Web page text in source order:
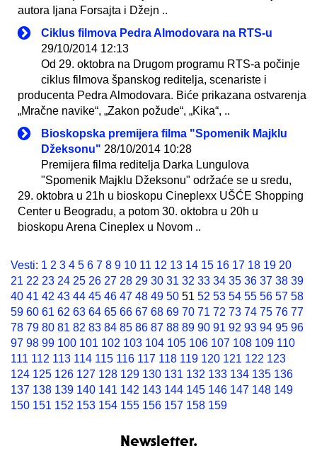
autora Ijana Forsajta i Džejn ..
Ciklus filmova Pedra Almodovara na RTS-u
29/10/2014 12:13
Od 29. oktobra na Drugom programu RTS-a počinje
ciklus filmova španskog reditelja, scenariste i
producenta Pedra Almodovara. Biće prikazana ostvarenja
„Mračne navike“, „Zakon požude“, „Kika“, ..
Bioskopska premijera filma "Spomenik Majklu
Džeksonu" 28/10/2014 10:28
Premijera filma reditelja Darka Lungulova
"Spomenik Majklu Džeksonu" održaće se u sredu,
29. oktobra u 21h u bioskopu Cineplexx UŠĆE Shopping
Center u Beogradu, a potom 30. oktobra u 20h u
bioskopu Arena Cineplex u Novom ..
Vesti: 1 2 3 4 5 6 7 8 9 10 11 12 13 14 15 16 17 18 19 20
21 22 23 24 25 26 27 28 29 30 31 32 33 34 35 36 37 38 39
40 41 42 43 44 45 46 47 48 49 50 51 52 53 54 55 56 57 58
59 60 61 62 63 64 65 66 67 68 69 70 71 72 73 74 75 76 77
78 79 80 81 82 83 84 85 86 87 88 89 90 91 92 93 94 95 96
97 98 99 100 101 102 103 104 105 106 107 108 109 110
111 112 113 114 115 116 117 118 119 120 121 122 123
124 125 126 127 128 129 130 131 132 133 134 135 136
137 138 139 140 141 142 143 144 145 146 147 148 149
150 151 152 153 154 155 156 157 158 159
Newsletter.